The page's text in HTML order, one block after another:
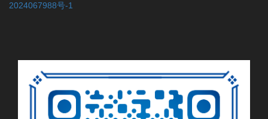
2024067988号-1